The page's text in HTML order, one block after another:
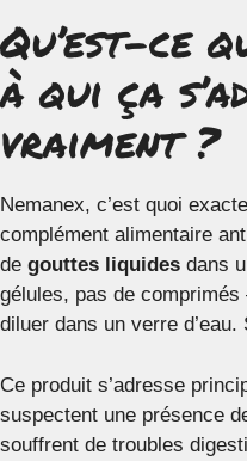
Qu’est-ce
à qui ça
vraiment ?
Nemanex, c’est quoi
complément alimentaire
de gouttes liquides dans
gélules, pas de
diluer dans un verre
Ce produit s’adresse
suspectent une présence
souffrent de troubles